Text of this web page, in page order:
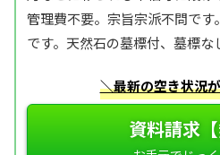
管理費不要。宗旨宗派不問で
です。天然石の墓標付、墓標な
＼最新の空き状況
資料請求【